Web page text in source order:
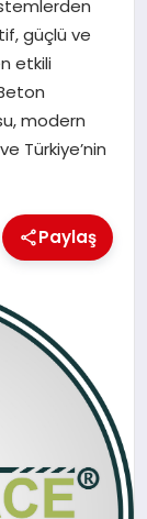
güçlü ve
etkili
modern
Türkiye’nin
Paylaş